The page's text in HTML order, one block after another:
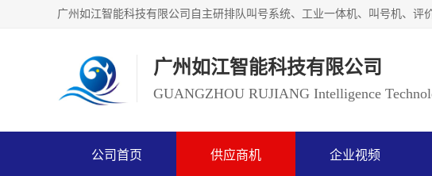
广州如江智能科技有限公司
GUANGZHOU RUJIANG Intelligence
公司首页 供应商机 企业视频